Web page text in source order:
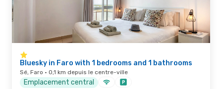
Bluesky in Faro with 1 bedrooms and 1 bathrooms
Sé, Faro · 0,1 km depuis le centre-ville
Emplacement central